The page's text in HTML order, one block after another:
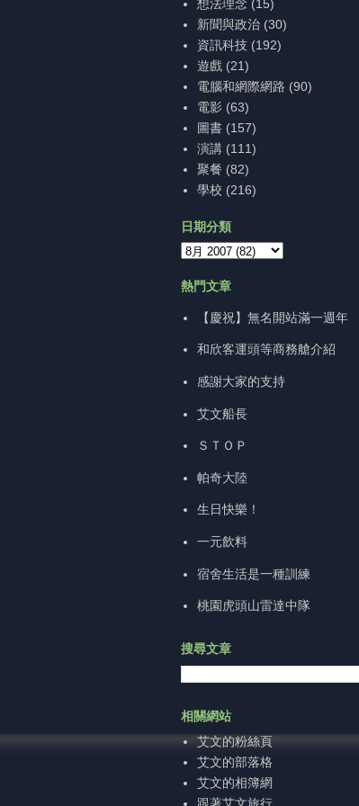
想法理念 (15)
新聞與政治 (30)
資訊科技 (192)
遊戲 (21)
電腦和網際網路 (90)
電影 (63)
圖書 (157)
演講 (111)
聚餐 (82)
學校 (216)
日期分類
熱門文章
【慶祝】無名開站滿一週年
和欣客運頭等商務艙介紹
感謝大家的支持
艾文船長
ＳＴＯＰ
帕奇大陸
生日快樂！
一元飲料
宿舍生活是一種訓練
桃園虎頭山雷達中隊
搜尋文章
相關網站
艾文的粉絲頁
艾文的部落格
艾文的相簿網